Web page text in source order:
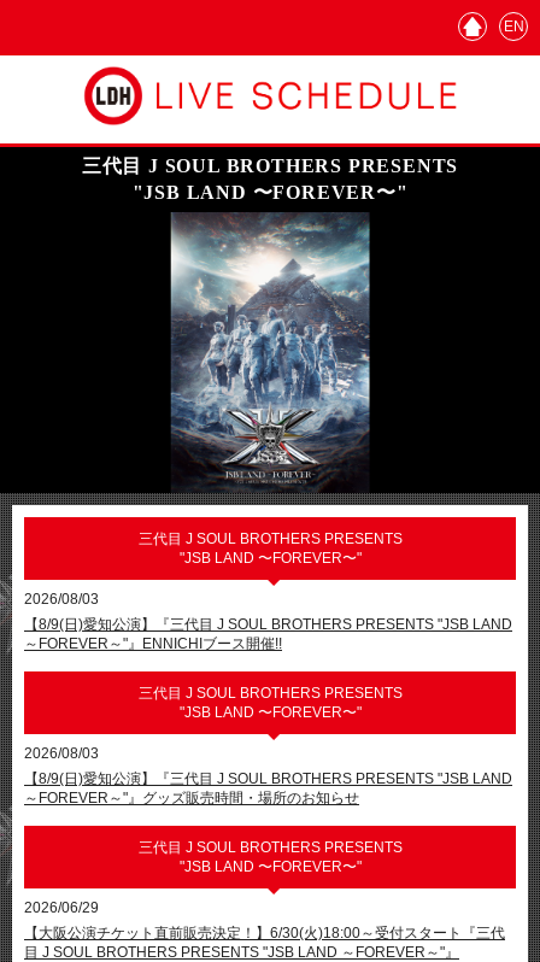
EN
三代目 J SOUL BROTHERS PRESENTS
"JSB LAND 〜FOREVER〜"
三代目 J SOUL BROTHERS PRESENTS
"JSB LAND 〜FOREVER〜"
2026/08/03
【8/9(日)愛知公演】『三代目 J SOUL BROTHERS PRESENTS "JSB LAND
～FOREVER～"』ENNICHIブース開催!!
三代目 J SOUL BROTHERS PRESENTS
"JSB LAND 〜FOREVER〜"
2026/08/03
【8/9(日)愛知公演】『三代目 J SOUL BROTHERS PRESENTS "JSB LAND
～FOREVER～"』グッズ販売時間・場所のお知らせ
三代目 J SOUL BROTHERS PRESENTS
"JSB LAND 〜FOREVER〜"
2026/06/29
【大阪公演チケット直前販売決定！】6/30(火)18:00～受付スタート『三代
目 J SOUL BROTHERS PRESENTS "JSB LAND ～FOREVER～"』